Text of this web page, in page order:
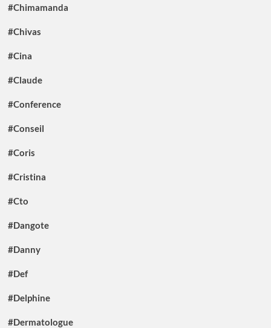
#Chimamanda
#Chivas
#Cina
#Claude
#Conference
#Conseil
#Coris
#Cristina
#Cto
#Dangote
#Danny
#Def
#Delphine
#Dermatologue